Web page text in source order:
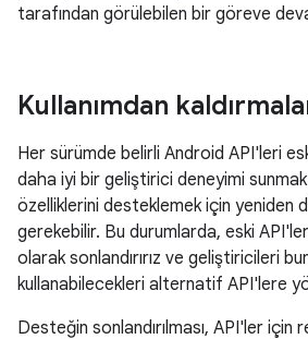
tarafından görülebilen bir göreve
Kullanımdan
Her sürümde belirli Android API'leri
daha iyi bir geliştirici deneyimi
özelliklerini desteklemek için yeniden
gerekebilir. Bu durumlarda, eski
olarak sonlandırırız ve geliştiricileri
kullanabilecekleri alternatif API'lere
Desteğin sonlandırılması, API'ler için